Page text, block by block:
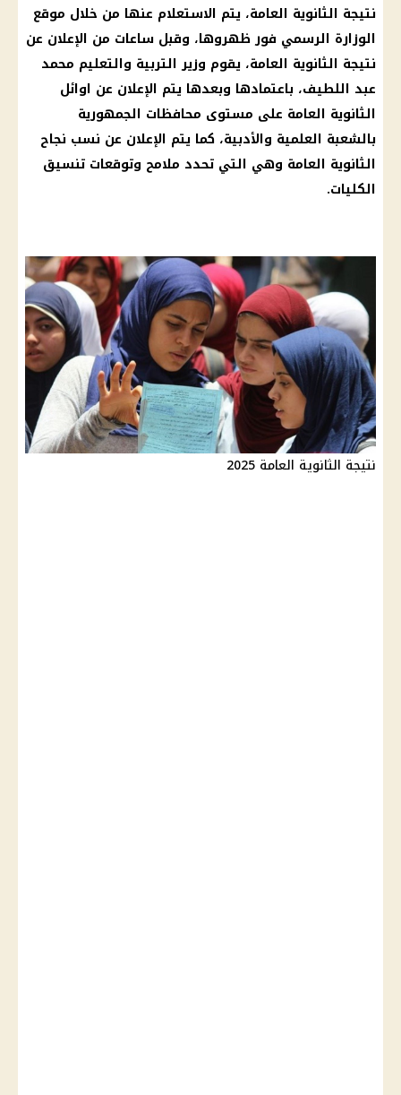
نتيجة الثانوية العامة، يتم الاستعلام عنها من خلال موقع
الوزارة الرسمي فور ظهروها، وقبل ساعات من الإعلان عن
نتيجة الثانوية العامة، يقوم وزيرالتربية والتعليم محمد
عبد اللطيف، باعتمادها وبعدها يتم الإعلان عن اوائل
الثانوية العامة على مستوى محافظات الجمهورية
بالشعبة العلمية والأدبية، كما يتم الإعلان عن نسب نجاح
الثانوية العامة وهي التي تحدد ملامح وتوقعات تنسيق
الكليات.
نتيجة الثانوية العامة 2025